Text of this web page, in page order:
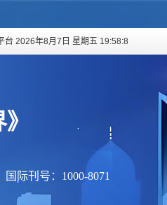
台 2026年8月7日 星期五 19:58:8
际刊号：1000-8071